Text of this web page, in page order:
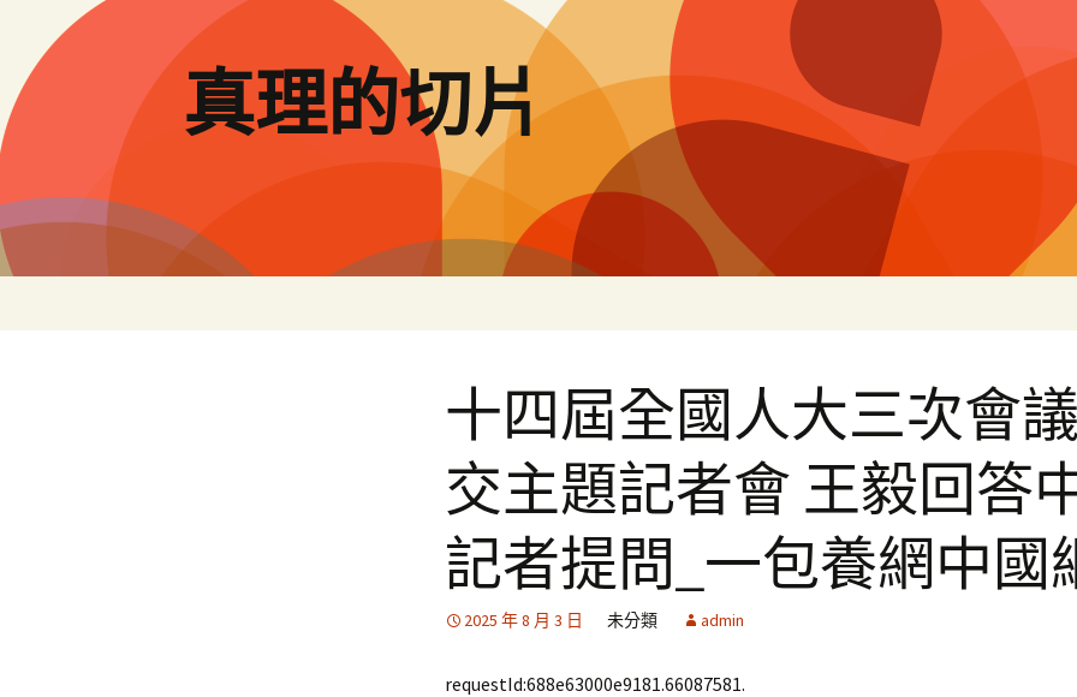
要
內
容
真理的切片
十四屆全國人大三次會
交主題記者會 王毅回答
記者提問_一包養網中國
2025 年 8 月 3 日 未分類 admin
requestId:688e63000e9181.66087581.